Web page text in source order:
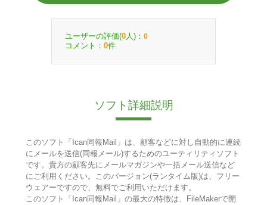
ユーザーの評価(0 人)： 0
コメント： 0件
ソフト詳細説明
このソフト「Ican同報Mail」は、顧客などに対し自動的に連続
にメールを送信(同報メール)するためのユーティリティソフト
です。貴方の顧客先にメールマガジンや一括メール送信など
にご利用ください。このバージョン(ランタイム版)は、フリー
ウェアーですので、無料でご利用いただけます。
このソフト「Ican同報Mail」の最大の特徴は、FileMakerで開